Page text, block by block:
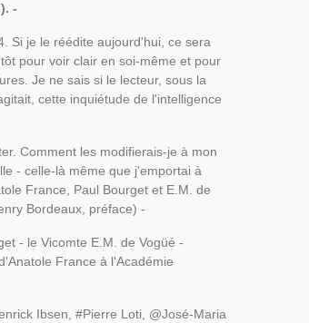
-
Si je le réédite aujourd'hui, ce sera
pour voir clair en soi-même et pour
Je ne sais si le lecteur, sous la
cette inquiétude de l'intelligence
Comment les modifierais-je à mon
- celle-là même que j'emportai à
France, Paul Bourget et E.M. de
Bordeaux, préface) -
- le Vicomte E.M. de Vogüé -
France à l'Académie
Ibsen, #Pierre Loti, @José-Maria